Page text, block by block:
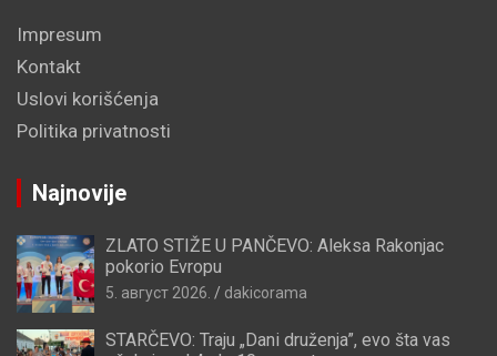
Impresum
Kontakt
Uslovi korišćenja
Politika privatnosti
Najnovije
ZLATO STIŽE U PANČEVO: Aleksa Rakonjac
pokorio Evropu
5. август 2026. dakicorama
STARČEVO: Traju „Dani druženja”, evo šta vas